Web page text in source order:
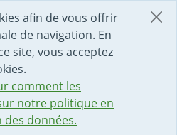
afin de vous offrir
de navigation. En
site, vous acceptez
comment les
notre politique en
données.
LA PAGE